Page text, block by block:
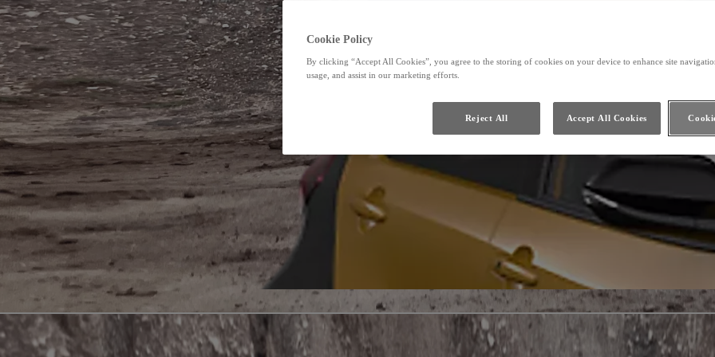
Cookie Policy
By clicking “Accept All Cookies”, you agree to the storing of cookies on your device to enhance site
usage, and assist in our marketing efforts.
Reject All Accept All Cookies